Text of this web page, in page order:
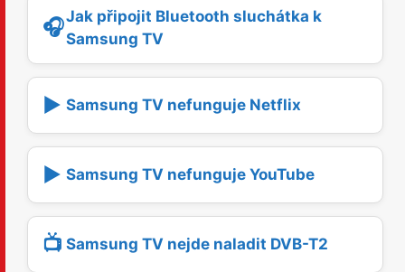
🎧Jak připojit Bluetooth sluchátka k
Samsung TV
▶️ Samsung TV nefunguje Netflix
▶️ Samsung TV nefunguje YouTube
📺 Samsung TV nejde naladit DVB-T2